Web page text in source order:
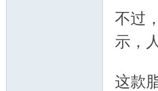
不过
示，
这款